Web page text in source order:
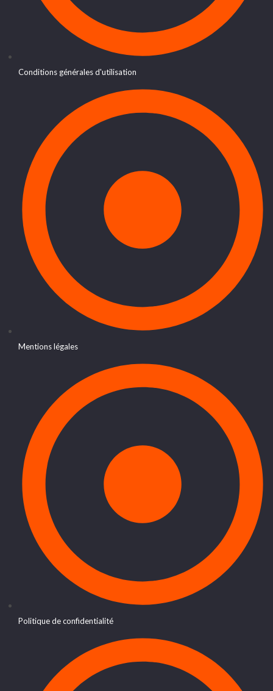
Conditions générales d'utilisation
Mentions légales
Politique de confidentialité